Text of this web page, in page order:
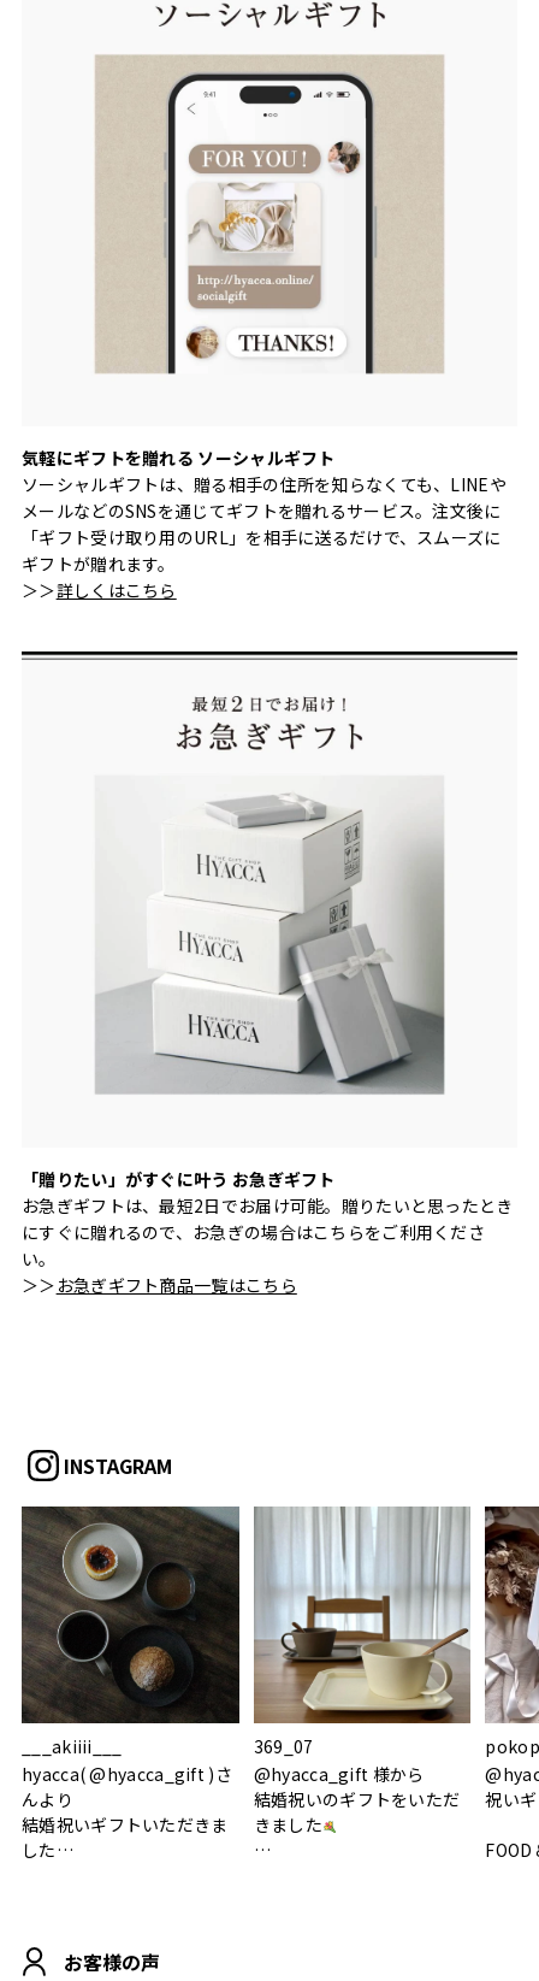
気軽にギフトを贈れる ソーシャルギフト
ソーシャルギフトは、贈る相手の住所を知らなくても、LINEや
メールなどのSNSを通じてギフトを贈れるサービス。注文後に
「ギフト受け取り用のURL」を相手に送るだけで、スムーズに
ギフトが贈れます。
＞＞詳しくはこちら
「贈りたい」がすぐに叶う お急ぎギフト
お急ぎギフトは、最短2日でお届け可能。贈りたいと思ったとき
にすぐに贈れるので、お急ぎの場合はこちらをご利用くださ
い。
＞＞ お急ぎギフト商品一覧はこちら
INSTAGRAM
___akiiii___
hyacca( @hyacca_gift )さ
んより
結婚祝いギフトいただきま
した
369_07
@hyacca_gift 様から
結婚祝いのギフトをいただ
きました
祝い
FOOD
お客様の声